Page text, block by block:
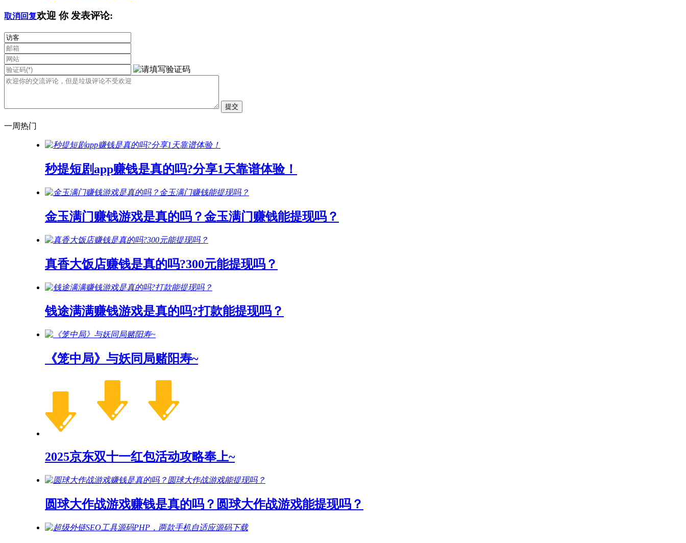
取消回复欢迎 你发表评论:
一周热门
秒提短剧app赚钱是真的吗?分享1天靠谱体验！
金玉满门赚钱游戏是真的吗？金玉满门赚钱能提现吗？
真香大饭店赚钱是真的吗?300元能提现吗？
钱途满满赚钱游戏是真的吗?打款能提现吗？
《笼中局》与妖同局赌阳寿~
2025京东双十一红包活动攻略奉上~
圆球大作战游戏赚钱是真的吗？圆球大作战游戏能提现吗？